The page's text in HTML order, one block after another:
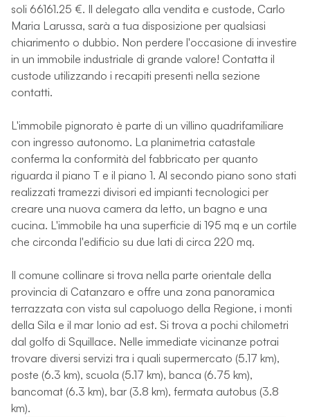
soli 66161.25 €. Il delegato alla vendita e custode, Carlo
Maria Larussa, sarà a tua disposizione per qualsiasi
chiarimento o dubbio. Non perdere l'occasione di investire
in un immobile industriale di grande valore! Contatta il
custode utilizzando i recapiti presenti nella sezione
contatti.
L'immobile pignorato è parte di un villino quadrifamiliare
con ingresso autonomo. La planimetria catastale
conferma la conformità del fabbricato per quanto
riguarda il piano T e il piano 1. Al secondo piano sono stati
realizzati tramezzi divisori ed impianti tecnologici per
creare una nuova camera da letto, un bagno e una
cucina. L'immobile ha una superficie di 195 mq e un cortile
che circonda l'edificio su due lati di circa 220 mq.
Il comune collinare si trova nella parte orientale della
provincia di Catanzaro e offre una zona panoramica
terrazzata con vista sul capoluogo della Regione, i monti
della Sila e il mar Ionio ad est. Si trova a pochi chilometri
dal golfo di Squillace. Nelle immediate vicinanze potrai
trovare diversi servizi tra i quali supermercato (5.17 km),
poste (6.3 km), scuola (5.17 km), banca (6.75 km),
bancomat (6.3 km), bar (3.8 km), fermata autobus (3.8
km).